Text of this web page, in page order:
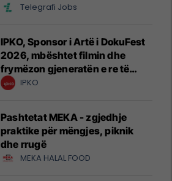
Telegrafi Jobs
IPKO, Sponsor i Artë i DokuFest
2026, mbështet filmin dhe
frymëzon gjeneratën e re të
krijuesve
IPKO
Pashtetat MEKA - zgjedhje
praktike për mëngjes, piknik
dhe rrugë
MEKA HALAL FOOD